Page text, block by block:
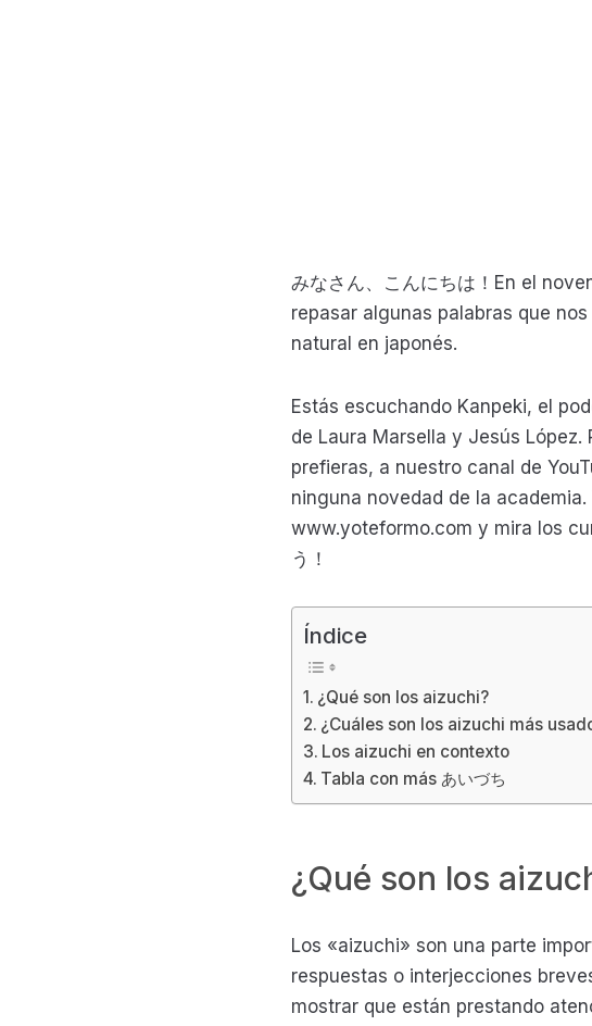
みなさん、こんにちは！En el
repasar algunas palabras que
natural en japonés.
Estás escuchando Kanpeki, el
de Laura Marsella y Jesús
prefieras, a nuestro canal de
ninguna novedad de la
www.yoteformo.com y mira los
う！
Índice
¿Qué son los aizuchi?
¿Cuáles son los aizuchi más
Los aizuchi en contexto
Tabla con más あいづち
¿Qué son los
Los «aizuchi» son una parte
respuestas o interjecciones
mostrar que están prestando